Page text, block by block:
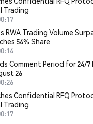
Trading
RWA Trading Volume
54% Share
Comment Period for 24/
26
Confidential RFQ
Trading